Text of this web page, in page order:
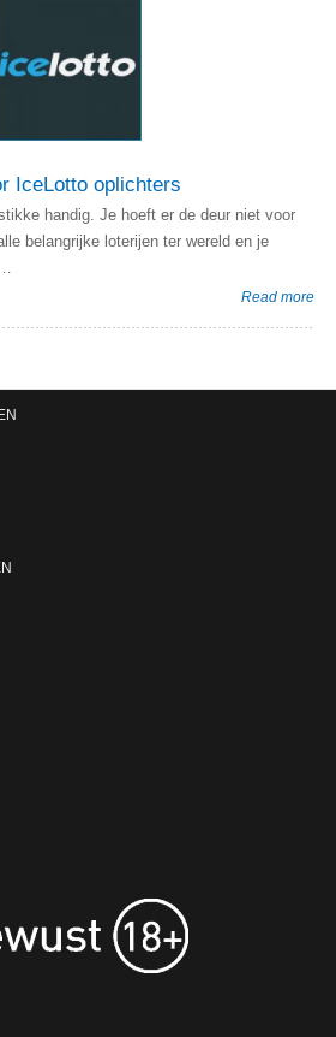
IceLotto oplichters
handig. Je hoeft er de deur niet voor
belangrijke loterijen ter wereld en je
Read more